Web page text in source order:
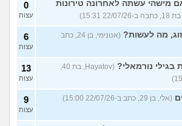
מישהי עשתה לאחרונה טירונות
15:31)
0
עצות
מה לעשות?
(אנונימי, בן 24, כתב
6
עצות
בגילי נורמאלי?
(Hayatov, בת 40,
13
עצות
(אלי, בן 29, כתב ב-22/07/26 15:00) 9
עצות